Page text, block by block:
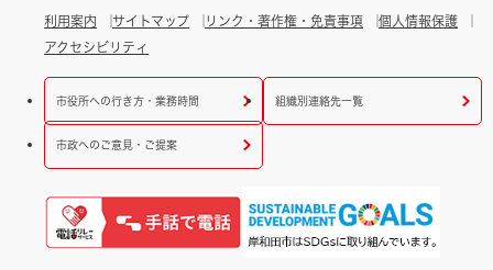
利用案内 サイトマップ リンク・著作権・免責事項
個人情報保護
アクセシビリティ
市役所への行き方・業務時間 組織別連絡先一覧
市政へのご意見・ご提案